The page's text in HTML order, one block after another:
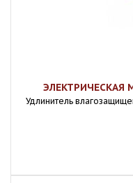
ЭЛЕКТРИЧЕСКАЯ
Удлинитель